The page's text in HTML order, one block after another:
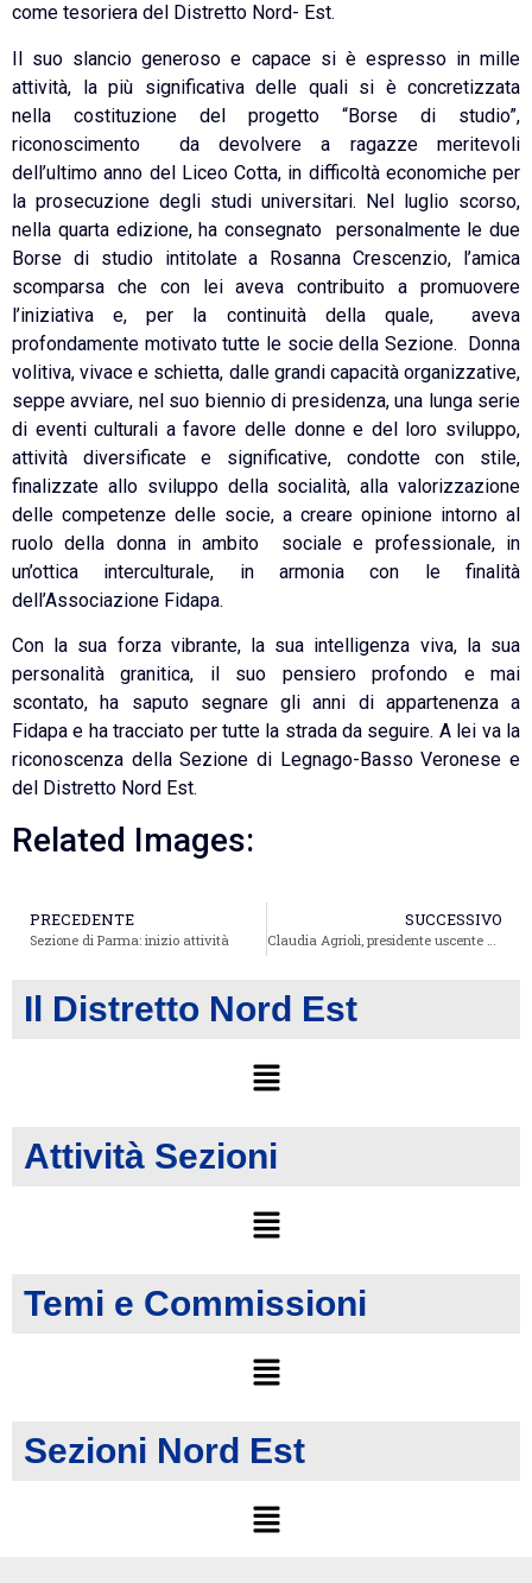
come tesoriera del Distretto Nord- Est.
Il suo slancio generoso e capace si è espresso in mille
attività, la più significativa delle quali si è concretizzata
nella costituzione del progetto “Borse di studio”,
riconoscimento da devolvere a ragazze meritevoli
dell’ultimo anno del Liceo Cotta, in difficoltà economiche per
la prosecuzione degli studi universitari. Nel luglio scorso,
nella quarta edizione, ha consegnato personalmente le due
Borse di studio intitolate a Rosanna Crescenzio, l’amica
scomparsa che con lei aveva contribuito a promuovere
l’iniziativa e, per la continuità della quale, aveva
profondamente motivato tutte le socie della Sezione. Donna
volitiva, vivace e schietta, dalle grandi capacità organizzative,
seppe avviare, nel suo biennio di presidenza, una lunga serie
di eventi culturali a favore delle donne e del loro sviluppo,
attività diversificate e significative, condotte con stile,
finalizzate allo sviluppo della socialità, alla valorizzazione
delle competenze delle socie, a creare opinione intorno al
ruolo della donna in ambito sociale e professionale, in
un’ottica interculturale, in armonia con le finalità
dell’Associazione Fidapa.
Con la sua forza vibrante, la sua intelligenza viva, la sua
personalità granitica, il suo pensiero profondo e mai
scontato, ha saputo segnare gli anni di appartenenza a
Fidapa e ha tracciato per tutte la strada da seguire. A lei va la
riconoscenza della Sezione di Legnago-Basso Veronese e
del Distretto Nord Est.
Related Images:
PRECEDENTE
Sezione di Parma: inizio attività
SUCCESSIVO
Il Distretto Nord Est
Attività Sezioni
Temi e Commissioni
Sezioni Nord Est